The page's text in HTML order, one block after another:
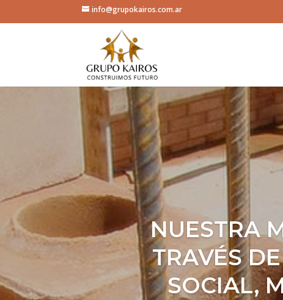
info@grupokairos.com.ar
NUESTRA
TRAVÉS
SOCIAL,